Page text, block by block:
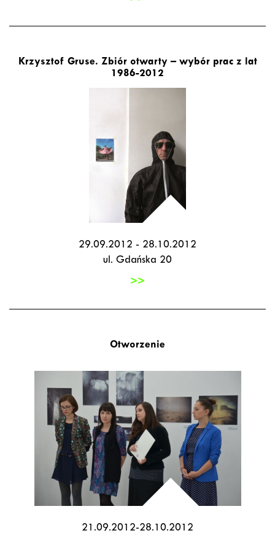
Krzysztof Gruse. Zbiór otwarty – wybór prac z lat
1986-2012
29.09.2012 - 28.10.2012
ul. Gdańska 20
>>
Otworzenie
21.09.2012-28.10.2012